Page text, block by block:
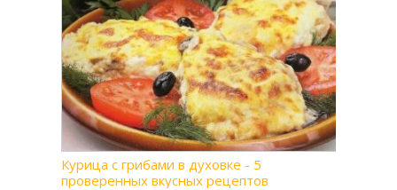
Курица с грибами в духовке - 5
проверенных вкусных рецептов